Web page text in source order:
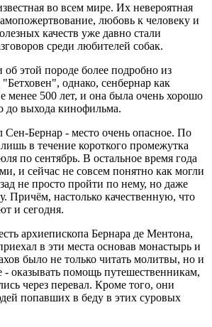
во всем мире. Их невероятная
любовь к человеку и
качеств уже давно стали
среди любителей собак.
этой породе более подробно из
однако, сенбернар как
менее 500 лет, и она была очень хорошо
до выхода кинофильма.
Сен-Бернар - место очень опасное. По
в течение короткого промежутка
по сентябрь. В остальное время года
и сейчас не совсем понятно как могли
не просто пройти по нему, но даже
Причём, настолько качественную, что
и сегодня.
архиепископа Бернара де Ментона,
в эти места основав монастырь и
было не только читать молитвы, но и
- оказывать помощь путешественникам,
через перевал. Кроме того, они
попавших в беду в этих суровых